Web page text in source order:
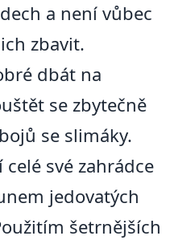
a není vůbec
zbavit.
dbát na
se zbytečně
se slimáky.
své zahrádce
jedovatých
šetrnějších